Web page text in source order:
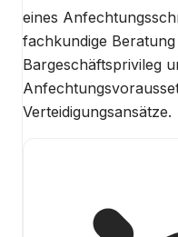
eines
fachkundige
Bargeschäftsprivileg
Verteidigungsansätze.